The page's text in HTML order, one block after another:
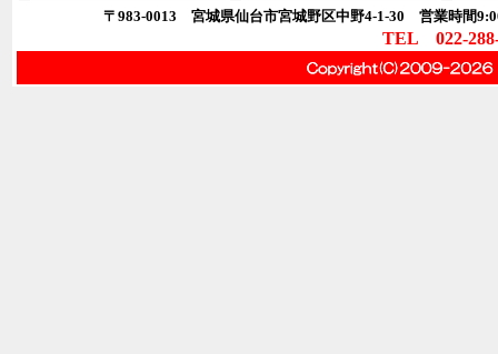
〒983-0013 宮城県仙台市宮城野区中野4-1-30 営業時間
TEL 022-